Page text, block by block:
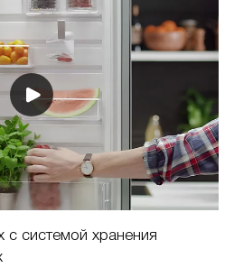
c системой хранения